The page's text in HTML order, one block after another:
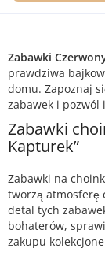
Zabawki
prawdziwa
domu. Zapoznaj
zabawek i pozwól
Zabawki
Kapturek”
Zabawki na
tworzą atmosferę
detal tych
bohaterów,
zakupu